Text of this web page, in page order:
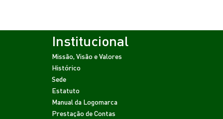
Institucional
Missão, Visão e Valores
Histórico
Sede
Estatuto
Manual da Logomarca
Prestação de Contas